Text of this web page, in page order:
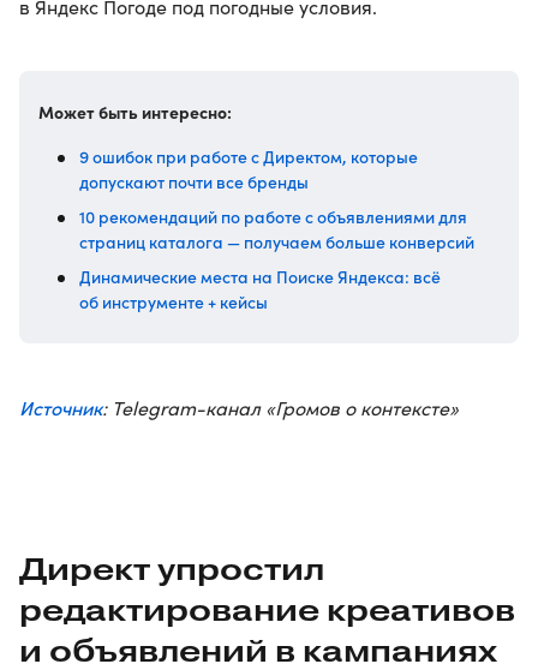
в Яндекс Погоде под погодные условия.
Может быть интересно:
9 ошибок при работе с Директом, которые
допускают почти все бренды
10 рекомендаций по работе с объявлениями для
страниц каталога — получаем больше конверсий
Динамические места на Поиске Яндекса: всё
об инструменте + кейсы
Источник: Telegram-канал «Громов о контексте»
Директ упростил
редактирование креативов
и объявлений в кампаниях